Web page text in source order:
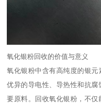
氧化银粉回收的价值与意义
氧化银粉中含有高纯度的银
优异的导电性、导热性和抗
要原料。回收氧化银粉，不